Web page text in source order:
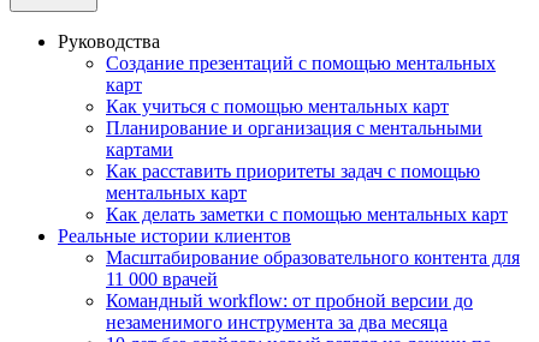
Руководства
Создание презентаций с помощью ментальных
карт
Как учиться с помощью ментальных карт
Планирование и организация с ментальными
картами
Как расставить приоритеты задач с помощью
ментальных карт
Как делать заметки с помощью ментальных карт
Реальные истории клиентов
Масштабирование образовательного контента для
11 000 врачей
Командный workflow: от пробной версии до
незаменимого инструмента за два месяца